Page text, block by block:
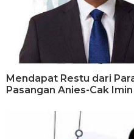
Mendapat Restu dari
Pasangan Anies-Cak